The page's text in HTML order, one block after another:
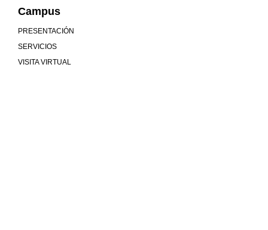
Campus
PRESENTACIÓN
SERVICIOS
VISITA VIRTUAL